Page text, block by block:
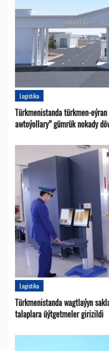
Logistika
Türkmenistanda türkmen-
awtoýollary” gümrük nokady
Logistika
Türkmenistanda wagtlaýyn
talaplara üýtgetmeler girizildi